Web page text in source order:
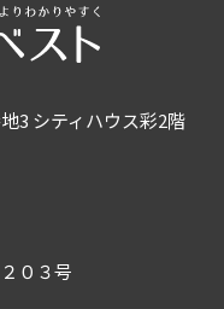
3 シティハウス彩2階
０３号